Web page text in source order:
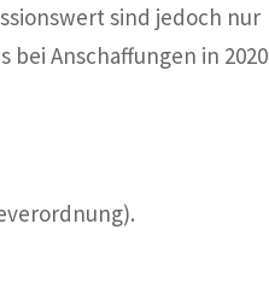
sind jedoch nur
bei Anschaffungen in 2020